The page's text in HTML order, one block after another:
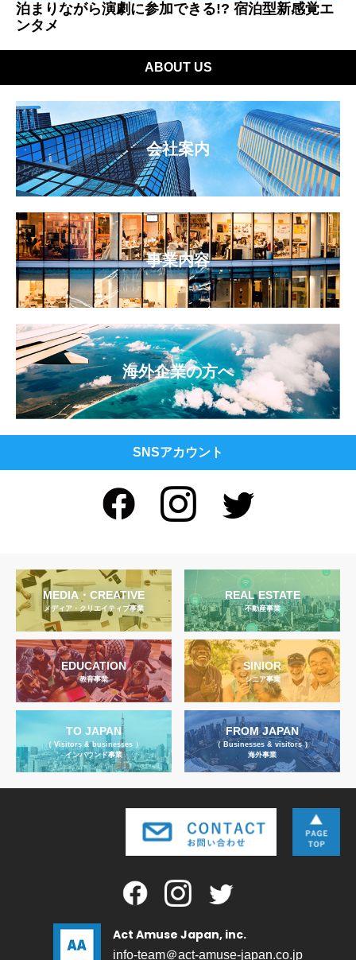
泊まりながら演劇に参加できる!? 宿泊型新感覚エ
ンタメ
ABOUT US
会社案内
事業内容
海外企業の方へ
SNSアカウント
MEDIA・CREATIVE
メディア・クリエイティブ事業
REAL ESTATE
不動産事業
EDUCATION
教育事業
SINIOR
シニア事業
TO JAPAN
（ Visitors & businesses ）
インバウンド事業
FROM JAPAN
（ Businesses & visitors ）
海外事業
Act Amuse Japan, inc.
info-team＠act-amuse-japan.co.jp